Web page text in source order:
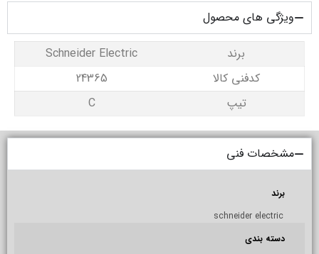
ویژگی های محصول
برند
Schneider Electric
کدفنی کالا
24365
تیپ
C
مشخصات فنی
برند
schneider electric
دسته بندی